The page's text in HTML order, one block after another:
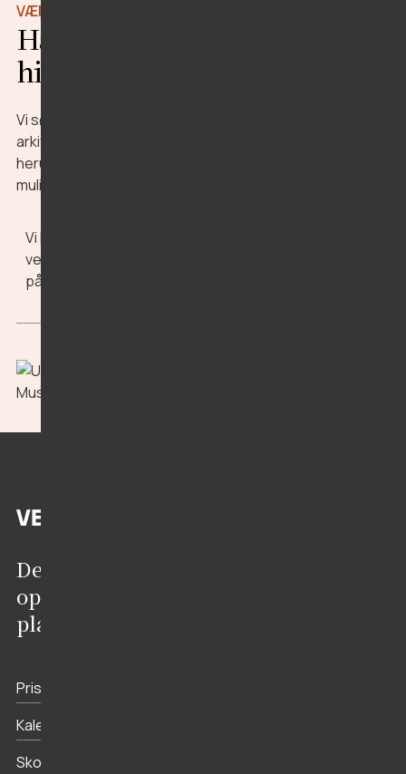
VÆR MED TIL AT FORMIDLE HISTORIEN
Har du lyst til at arbejde med
historie?
Vi søger løbende nye kolleger til vores besøgssteder,
arkiver og forskningsafdeling. Se aktuelle opslag
herunder, eller skriv til os, hvis du vil høre mere om
mulighederne.
Vi har i øjeblikket ingen ledige stillinger, men du er altid
velkommen til at sende os en uopfordret ansøgning
på
Der er altid noget at opleve. Gå på
opdagelse i 13.000 års historie, og
planlæg dit næste besøg hos os.
Priser og åbningstider
Kalender
Skoletjenesten